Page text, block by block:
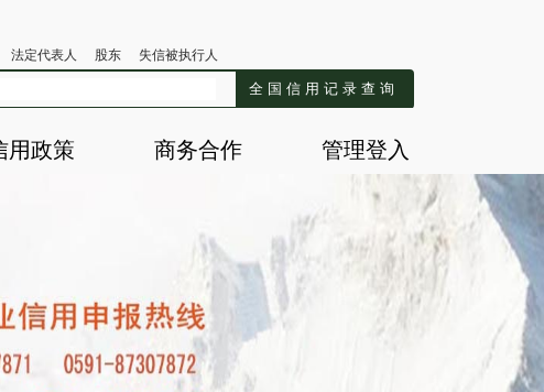
法定代表人 股东 失信被执行人
全国信用记录查询
用政策 商务合作 管理登入